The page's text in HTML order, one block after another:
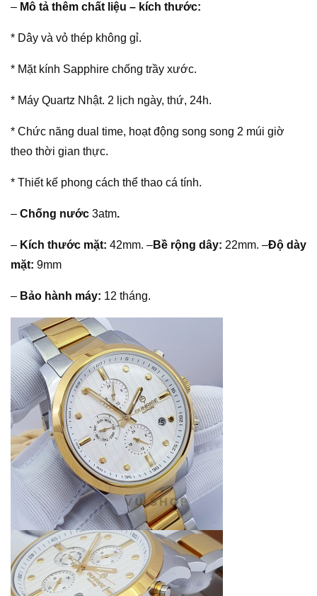
– Mô tả thêm chất liệu – kích thước:
* Dây và vỏ thép không gỉ.
* Mặt kính Sapphire chống trầy xước.
* Máy Quartz Nhật. 2 lịch ngày, thứ, 24h.
* Chức năng dual time, hoạt động song song 2 múi giờ
theo thời gian thực.
* Thiết kế phong cách thể thao cá tính.
– Chống nước 3atm.
– Kích thước mặt: 42mm. –Bề rộng dây: 22mm. –Độ dày
mặt: 9mm
– Bảo hành máy: 12 tháng.